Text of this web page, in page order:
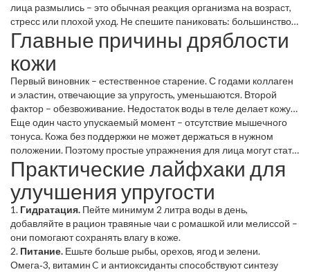
лица размылись – это обычная реакция организма на возраст,
стресс или плохой уход. Не спешите паниковать: большинство
причин легко поправить, а эффективность методов сегодня
подтвердили реальные результаты.
Главные причины дряблости
кожи
Первый виновник – естественное старение. С годами коллаген
и эластин, отвечающие за упругость, уменьшаются. Второй
фактор – обезвоживание. Недостаток воды в теле делает кожу
сухой и теряет тонус. Третий – неправильное питание: избыток
сахара и трансжиров ускоряют разрушение волокнистой
структуры. И, конечно, внешние воздействия: ультрафиолет,
курение, частые перепады температур.
Еще один часто упускаемый момент – отсутствие мышечного
тонуса. Кожа без поддержки не может держаться в нужном
положении. Поэтому простые упражнения для лица могут стать
отличным «анти‑дребающим» средством.
Практические лайфхаки для
улучшения упругости
1. Гидратация. Пейте минимум 2 литра воды в день,
добавляйте в рацион травяные чаи с ромашкой или мелиссой –
они помогают сохранять влагу в коже.
2. Питание. Ешьте больше рыбы, орехов, ягод и зелени.
Омега‑3, витамин C и антиоксиданты способствуют синтезу